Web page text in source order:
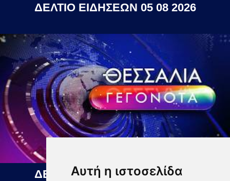
Αυτή η ιστοσελίδα
ΔΕΛΤΙΟ ΕΙΔΗΣΕΩΝ 05 08 2026
ΔΕΛΤΙΟ ΕΙΔΗΣΕΩΝ 06 08 2026